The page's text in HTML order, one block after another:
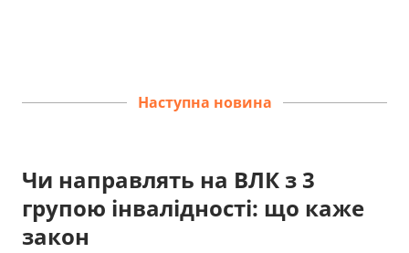
Наступна новина
Чи направлять на ВЛК з 3
групою інвалідності: що каже
закон